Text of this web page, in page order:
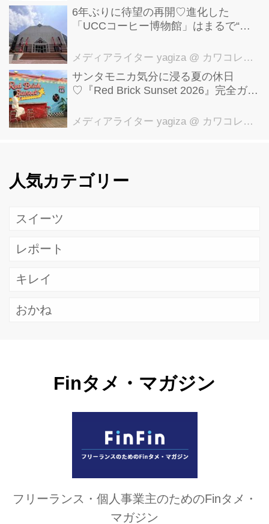
6年ぶりに待望の再開♡進化した
「UCCコーヒー博物館」はまるで“コ
貌を公開
メディアライター yagiza @ カワコレメディア編集部
サンタモニカ気分に浸る夏の休日
♡『Red Brick Sunset 2026』完全ガイ
メディアライター yagiza @ カワコレメディア編集部
人気カテゴリー
スイーツ
レポート
キレイ
おかね
Finタメ・マガジン
フリーランス・個人事業主のためのFinタメ・
マガジン